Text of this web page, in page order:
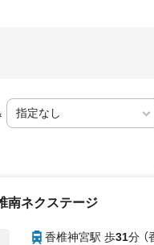
南ネクステージ
香椎神宮駅 歩31分 （